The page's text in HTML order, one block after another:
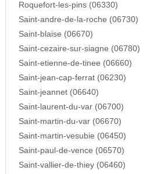
Roquefort-les-pins (06330)
Saint-andre-de-la-roche (06730)
Saint-blaise (06670)
Saint-cezaire-sur-siagne (06780)
Saint-etienne-de-tinee (06660)
Saint-jean-cap-ferrat (06230)
Saint-jeannet (06640)
Saint-laurent-du-var (06700)
Saint-martin-du-var (06670)
Saint-martin-vesubie (06450)
Saint-paul-de-vence (06570)
Saint-vallier-de-thiey (06460)